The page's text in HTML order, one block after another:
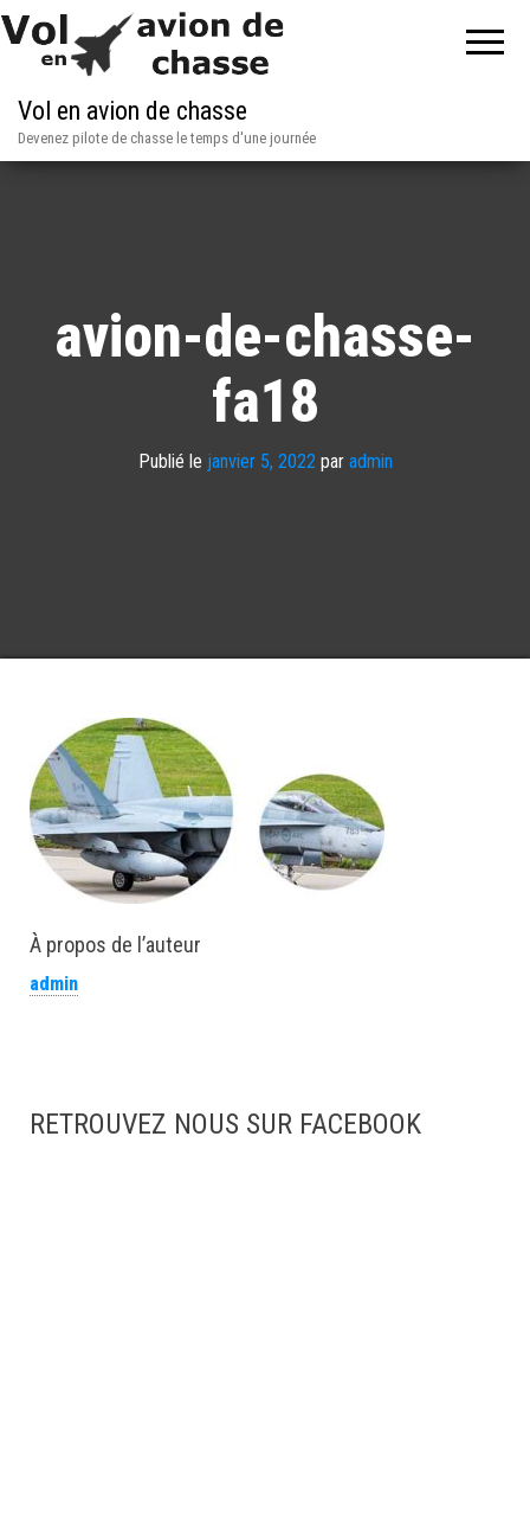
Vol en avion de chasse
Devenez pilote de chasse le temps d'une journée
avion-de-chasse-
fa18
Publié le janvier 5, 2022 par admin
À propos de l’auteur
admin
RETROUVEZ NOUS SUR FACEBOOK